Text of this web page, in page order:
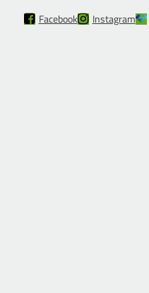
Facebook Instagram